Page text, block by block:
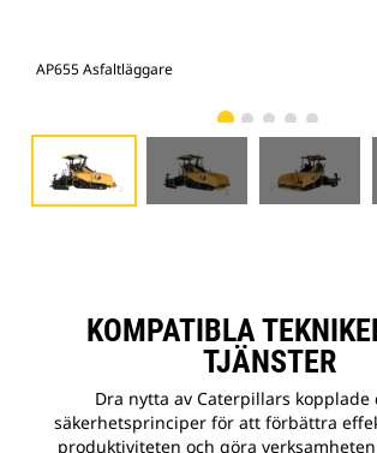
AP655 Asfaltläggare
KOMPATIBLA
TJÄNSTER
Dra nytta av Caterpillars kopplade
säkerhetsprinciper för att förbättra
produktiviteten och göra